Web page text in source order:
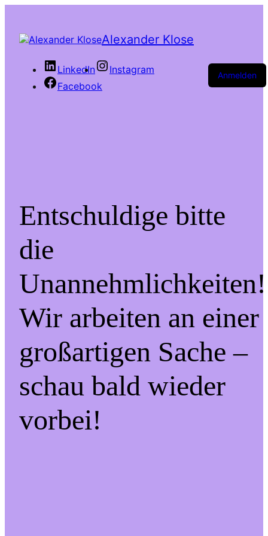
Alexander Klose
LinkedIn
Instagram
Facebook
Anmelden
Entschuldige bitte
die
Unannehmlichkeiten!
Wir arbeiten an einer
großartigen Sache –
schau bald wieder
vorbei!